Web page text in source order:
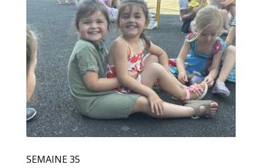
SEMAINE 35
Cette semaine: jeux d’eau, jeux de société,
répétitions du spectacle …
Et nous avons fêté les 5 ans d’Iroise.